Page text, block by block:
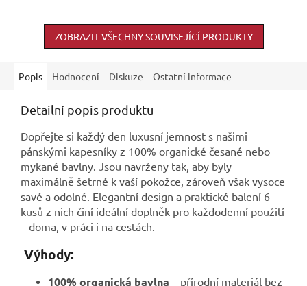
ZOBRAZIT VŠECHNY SOUVISEJÍCÍ PRODUKTY
Popis Hodnocení Diskuze Ostatní informace
Detailní popis produktu
Dopřejte si každý den luxusní jemnost s našimi
pánskými kapesníky z 100% organické česané nebo
mykané bavlny. Jsou navrženy tak, aby byly
maximálně šetrné k vaší pokožce, zároveň však vysoce
savé a odolné. Elegantní design a praktické balení 6
kusů z nich činí ideální doplněk pro každodenní použití
– doma, v práci i na cestách.
Výhody:
100% organická bavlna – přírodní materiál bez